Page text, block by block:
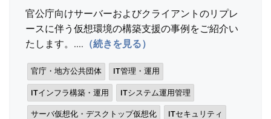
官公庁向けサーバーおよびクライアントのリプレ
ースに伴う仮想環境の構築支援の事例をご紹介い
たします。.... （続きを見る）
官庁・地方公共団体 IT管理・運用
ITインフラ構築・運用 ITシステム運用管理
サーバ仮想化・デスクトップ仮想化 ITセキュリティ